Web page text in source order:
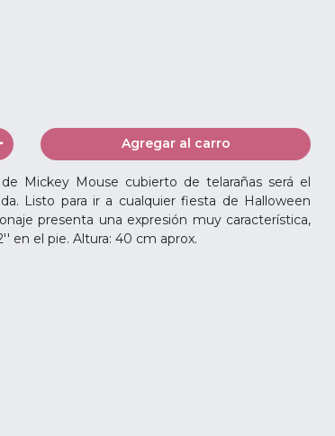
Agregar al carro
Mickey Mouse cubierto de telarañas será el
Listo para ir a cualquier fiesta de Halloween
presenta una expresión muy característica,
en el pie. Altura: 40 cm aprox.